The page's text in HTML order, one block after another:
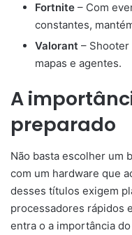
Fortnite – Com
constantes,
Valorant –
mapas e agentes.
A
preparado
Não basta escolher um
com um hardware que
desses títulos exigem
processadores rápidos
entra o a importância